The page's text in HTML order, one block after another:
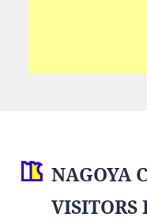
NAGOYA
VISITORS